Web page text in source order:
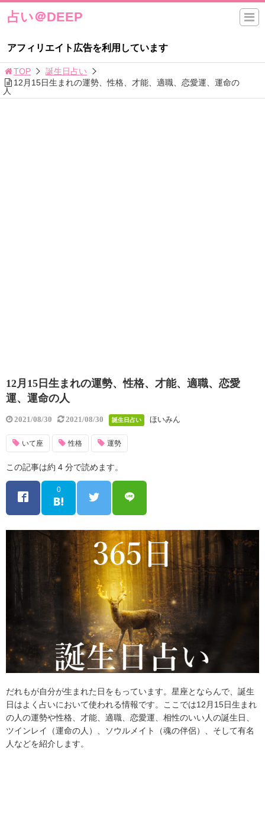
占い＠DEEP
アフィリエイト広告を利用しています
TOP
誕生日占い
12月15日生まれの運勢、性格、才能、適職、恋愛運、運命の
人
12月15日生まれの運勢、性格、才能、適職、恋愛
運、運命の人
2021/08/30 2021/08/30 誕生日占い ほいみん
いて座 性格 運勢
この記事は約 4 分で読めます。
0
だれもが自分が生まれた日をもっています。星座とならんで、誕生
日はよく占いにおいて使われる情報です。ここでは12月15日生まれ
の人の運勢や性格、才能、適職、恋愛運、相性のいい人の誕生日、
ツインレイ（運命の人）、ソウルメイト（魂の伴侶）、そして有名
人などを紹介します。